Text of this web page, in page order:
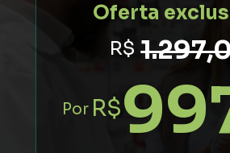
Oferta
R$
R$
Por